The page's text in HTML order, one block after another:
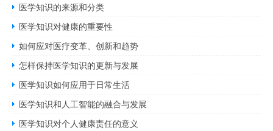
医学知识的来源和分类
医学知识对健康的重要性
如何应对医疗变革、创新和趋势
怎样保持医学知识的更新与发展
医学知识如何应用于日常生活
医学知识和人工智能的融合与发展
医学知识对个人健康责任的意义